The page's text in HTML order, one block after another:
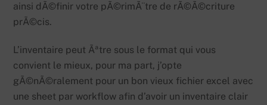
ainsi dÃ©finir votre pÃ©rimÃ¨tre de rÃ©Ã©criture
prÃ©cis.
L’inventaire peut Ãªtre sous le format qui vous
convient le mieux, pour ma part, j’opte
gÃ©nÃ©ralement pour un bon vieux fichier excel avec
une sheet par workflow afin d’avoir un inventaire clair